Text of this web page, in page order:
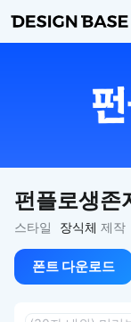
펀플로생존
스타일 장식체 제작
폰트 다운로드